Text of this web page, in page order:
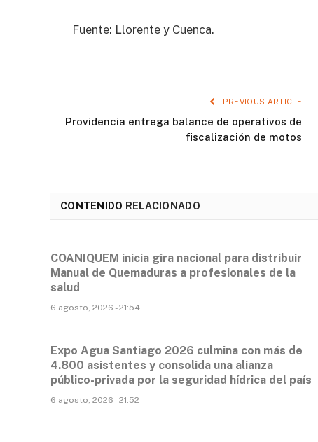
Fuente: Llorente y Cuenca.
PREVIOUS ARTICLE
Providencia entrega balance de operativos de
fiscalización de motos
CONTENIDO RELACIONADO
COANIQUEM inicia gira nacional para distribuir
Manual de Quemaduras a profesionales de la
salud
6 agosto, 2026 - 21:54
Expo Agua Santiago 2026 culmina con más de
4.800 asistentes y consolida una alianza
público-privada por la seguridad hídrica del país
6 agosto, 2026 - 21:52